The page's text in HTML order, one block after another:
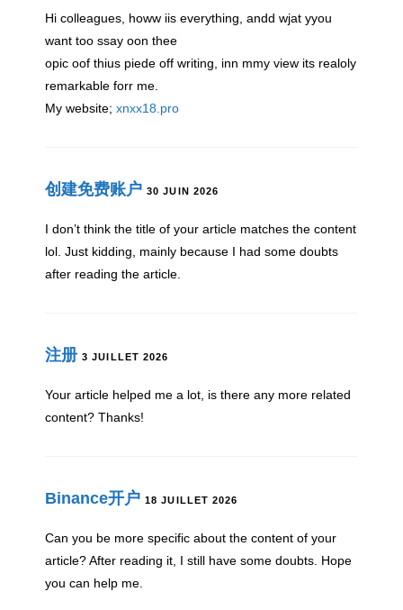
Hi colleagues, howw iis everything, andd wjat yyou
want too ssay oon thee
opic oof thius piede off writing, inn mmy view its realoly
remarkable forr me.
My website; xnxx18.pro
创建免费账户 30 JUIN 2026
I don’t think the title of your article matches the content
lol. Just kidding, mainly because I had some doubts
after reading the article.
注册 3 JUILLET 2026
Your article helped me a lot, is there any more related
content? Thanks!
Binance开户 18 JUILLET 2026
Can you be more specific about the content of your
article? After reading it, I still have some doubts. Hope
you can help me.